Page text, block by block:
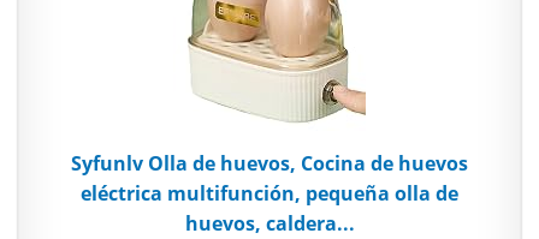
Syfunlv Olla de huevos, Cocina de huevos
eléctrica multifunción, pequeña olla de
huevos, caldera...